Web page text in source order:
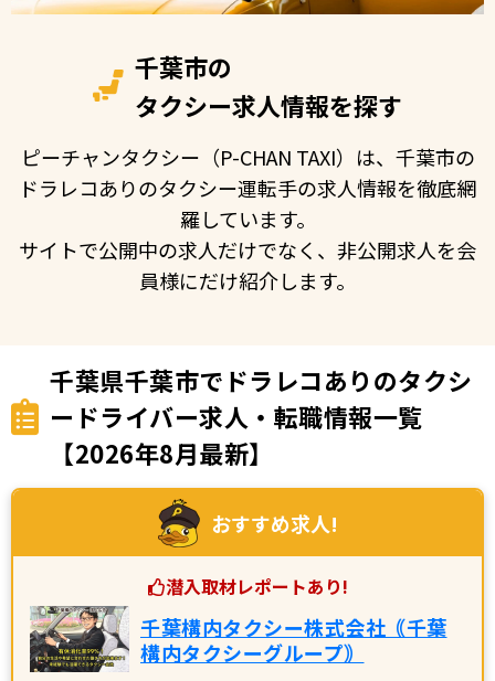
千葉市の
タクシー求人情報を探す
ピーチャンタクシー（P-CHAN TAXI）は、千葉市の
ドラレコありのタクシー運転手の求人情報を徹底網
羅しています。
サイトで公開中の求人だけでなく、非公開求人を会
員様にだけ紹介します。
千葉県千葉市でドラレコありのタクシ
ードライバー求人・転職情報一覧
【2026年8月最新】
おすすめ求人!
潜入取材レポートあり!
千葉構内タクシー株式会社｟千葉
構内タクシーグループ｠